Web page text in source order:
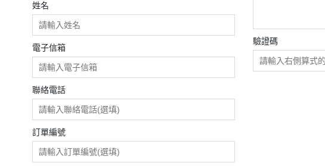
姓名
電子信箱
聯絡電話
訂單編號
驗證碼